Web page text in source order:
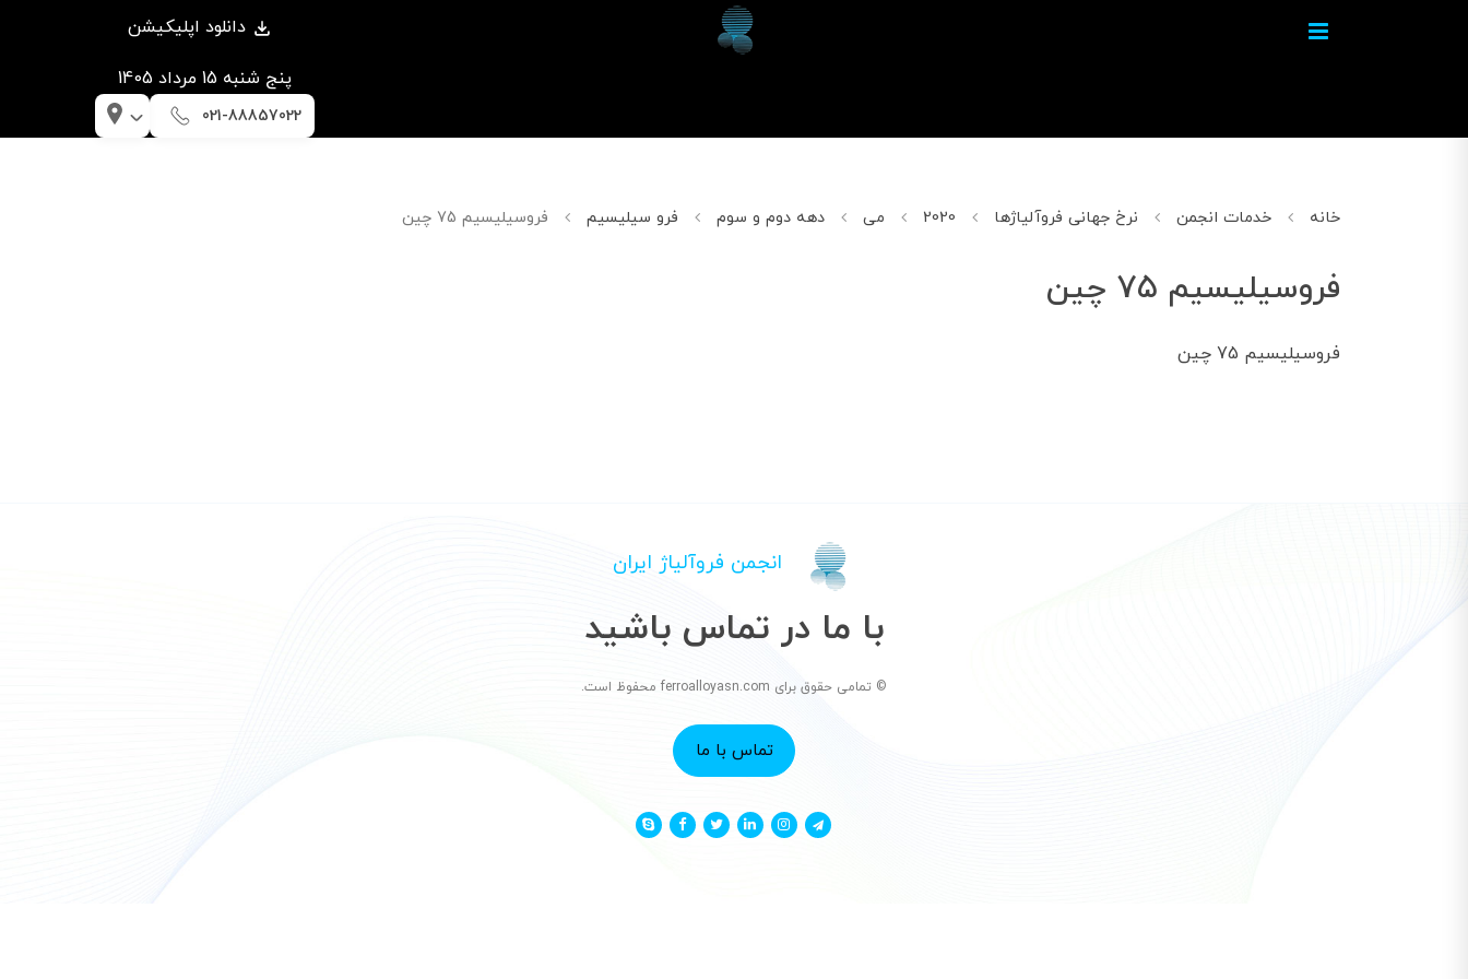
دانلود اپلیکیشن
پنج شنبه 15 مرداد 1405
021-88857022
خانه خدمات انجمن نرخ جهانی فروآلیاژها 2020 می دهه دوم و سوم فرو سیلیسیم فروسیلیسیم 75 چین
فروسیلیسیم 75 چین
فروسیلیسیم 75 چین
انجمن فروآلیاژ ایران
با ما در تماس باشید
© تمامی حقوق برای ferroalloyasn.com محفوظ است.
تماس با ما